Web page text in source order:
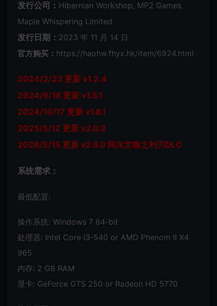
发行公司： Hibernian Workshop, MP2 Games,
Maple Whispering Limited
发行日期： 2023 年 11 月 14 日
官方购买： https://haohw.fhyx.hk/item/6924.html
2024/2/23 更新 v1.2.4
2024/6/18 更新 v1.5.1
2024/10/17 更新 v1.8.1
2025/5/12 更新 v2.0.2
2026/5/15 更新 v2.6.0 阿尔文狼之利刃DLC
系统需求：
最低配置:
操作系统: Windows 7 64-bit
处理器: Intel Core i3-540 or AMD Phenom II X4
965
内存: 2 GB RAM
显卡: GeForce GTS 250 or Radeon HD 5770